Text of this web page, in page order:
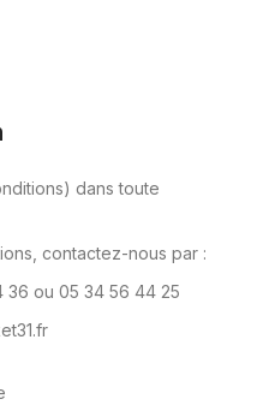
dans toute
contactez-nous par :
ou 05 34 56 44 25